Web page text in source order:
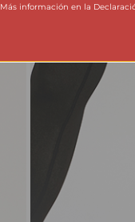
información en la